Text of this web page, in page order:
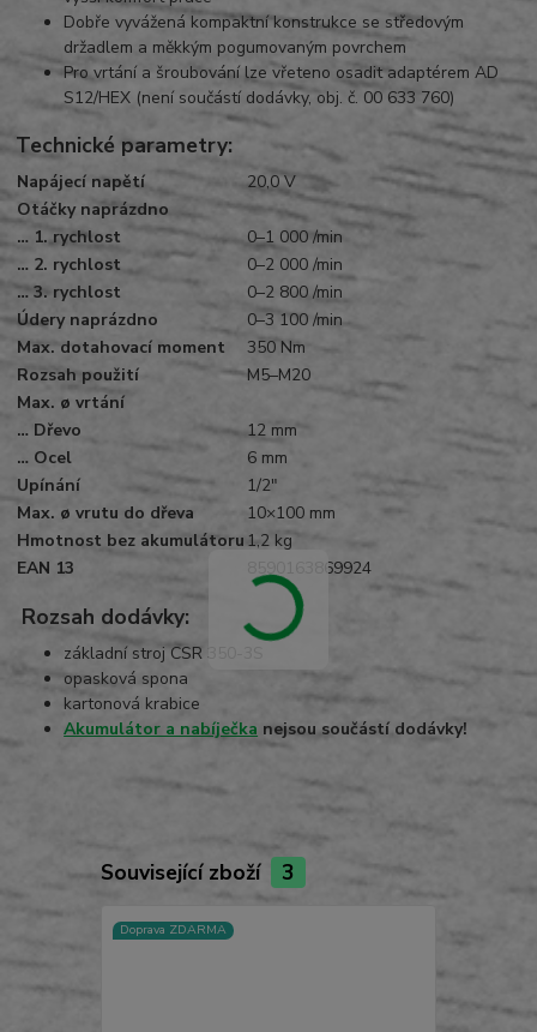
Dobře vyvážená kompaktní konstrukce se středovým
držadlem a měkkým pogumovaným povrchem
Pro vrtání a šroubování lze vřeteno osadit adaptérem AD
S12/HEX (není součástí dodávky, obj. č. 00 633 760)
Technické parametry:
Napájecí napětí
20,0 V
Otáčky naprázdno
… 1. rychlost
0–1 000 /min
… 2. rychlost
0–2 000 /min
… 3. rychlost
0–2 800 /min
Údery naprázdno
0–3 100 /min
Max. dotahovací moment
350 Nm
Rozsah použití
M5–M20
Max. ø vrtání
… Dřevo
12 mm
… Ocel
6 mm
Upínání
1/2"
Max. ø vrutu do dřeva
10×100 mm
Hmotnost bez akumulátoru 1,2 kg
EAN 13
8590163869924
Rozsah dodávky:
základní stroj CSR 350-3S
opasková spona
kartonová krabice
Akumulátor a nabíječka nejsou součástí dodávky!
Související zboží 3
Doprava ZDARMA